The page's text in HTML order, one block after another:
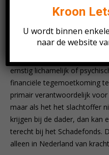
aanpassen om de
verwacht dat de wet in
2018.
Het Schadefonds
ernstig lichamelijk of
financiële tegemoetkoming
primair verantwoordelijk
maar als het het slachtoffer
krijgen bij de dader, dan kan
terecht bij het Schadefonds.
alleen in Nederland van
Kroon
U wordt binnen
naar de website